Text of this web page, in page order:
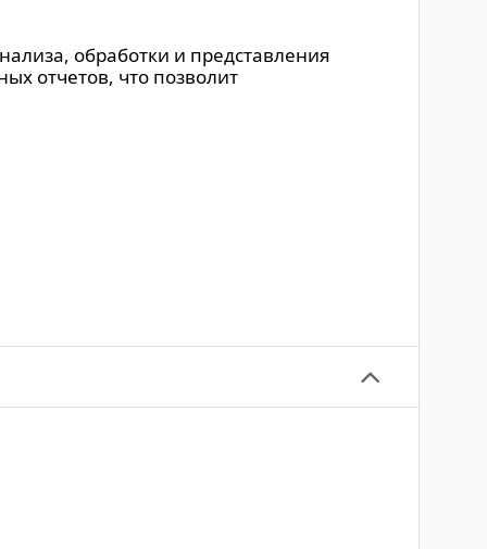
обработки и представления
отчетов, что позволит